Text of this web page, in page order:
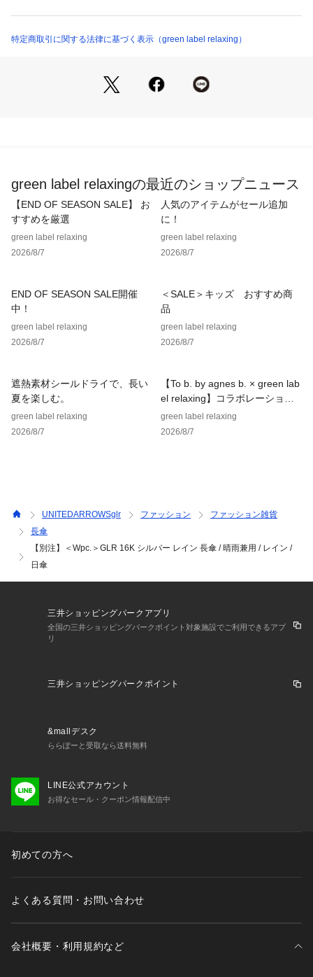
・green label relaxingオリジナルカラー
します。
【注意事項】
す場合は、使用前に必ずご確認ください。
※商品画像は、光の当たり具合やパソコンなどの閲覧環境によ
※商品の色味の目安は、商品単体の画像をご参照ください。
店舗へお問い合わせの際は、全国のgreen label relaxing各店
舗まで下記の品名/品番をお申し付けください。
31425990095 （ショップ）
特定商取引に関する法律に基づく表示（green label relaxing）
green label relaxingの最近のショップニュース
【END OF SEASON SALE】 お
すすめを厳選
green label relaxing
2026/8/7
人気のアイテムがセール追加
に！
green label relaxing
2026/8/7
END OF SEASON SALE開催
中！
green label relaxing
2026/8/7
＜SALE＞キッズ おすすめ商
品
green label relaxing
2026/8/7
遮熱素材シールドライで、長い
夏を楽しむ。
green label relaxing
2026/8/7
【To b. by agnes b. × green lab
el relaxing】コラボレーション
アイテム
green label relaxing
2026/8/7
UNITEDARROWSglr ファッション
ファッション雑貨
長傘
【別注】＜Wpc.＞GLR 16K シルバー レイン 長傘 / 晴雨兼用 / レイン /
日傘
三井ショッピングパークアプリ
全国の三井ショッピングパークポイント対象施設でご利用できるアプ
リ
三井ショッピングパークポイント
&mallデスク
ららぽーと受取なら送料無料
LINE公式アカウント
お得なセール・クーポン情報配信中
初めての方へ
よくある質問・お問い合わせ
会社概要・利用規約など